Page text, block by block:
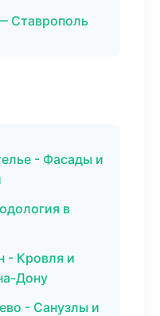
Ставрополь
- Фасады и
в
- Кровля и
Дону
- Санузлы и